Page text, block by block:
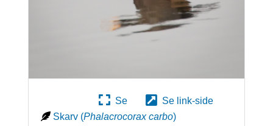
Se
Se link-side
Skarv (Phalacrocorax carbo)